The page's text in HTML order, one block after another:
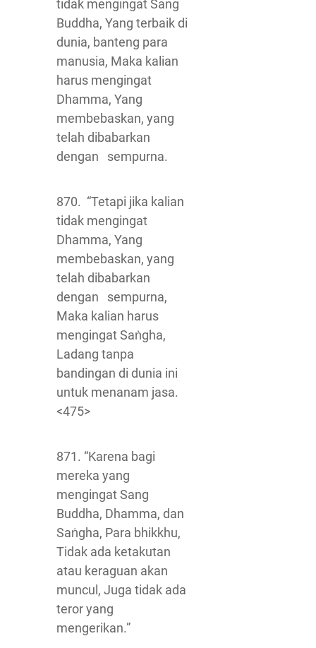
tidak mengingat Sang
Buddha, Yang terbaik di
dunia, banteng para
manusia, Maka kalian
harus mengingat
Dhamma, Yang
membebaskan, yang
telah dibabarkan
dengan sempurna.
870. “Tetapi jika kalian
tidak mengingat
Dhamma, Yang
membebaskan, yang
telah dibabarkan
dengan sempurna,
Maka kalian harus
mengingat Saṅgha,
Ladang tanpa
bandingan di dunia ini
untuk menanam jasa.
<475>
871. “Karena bagi
mereka yang
mengingat Sang
Buddha, Dhamma, dan
Saṅgha, Para bhikkhu,
Tidak ada ketakutan
atau keraguan akan
muncul, Juga tidak ada
teror yang
mengerikan.”